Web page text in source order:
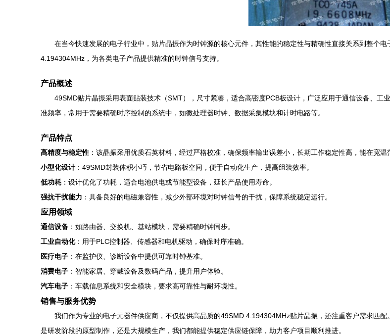
在当今快速发展的电子行业中，贴片晶振作为时钟源的核心元件，其性能的稳定性与精确性直接关系到整个
4.194304MHz，为各类电子产品提供精准的时钟信号支持。
产品概述
49SMD贴片晶振采用表面贴装技术（SMT），尺寸紧凑，适合高密度PCB板设计，广泛应用于通信设备、
准频率，常用于需要精确时序控制的系统中，如微处理器时钟、数据采集模块和计时电路等。
产品特点
高精度与稳定性 ：该晶振采用优质石英材料，经过严格校准，确保频率输出误差小，长期工作稳定性高，能在宽温
小型化设计 ：49SMD封装体积小巧，节省电路板空间，便于自动化生产，提高组装效率。
低功耗 ：设计优化了功耗，适合电池供电或节能型设备，延长产品使用寿命。
强抗干扰能力 ：具备良好的电磁兼容性，减少外部环境对时钟信号的干扰，保障系统稳定运行。
应用领域
通信设备 ：如路由器、交换机、基站模块，需要精确时钟同步。
工业自动化：用于PLC控制器、传感器和电机驱动，确保时序准确。
医疗电子 ：在监护仪、诊断设备中提供可靠时钟基准。
消费电子 ：智能家居、穿戴设备及数码产品，提升用户体验。
汽车电子 ：车载信息系统和安全模块，要求高可靠性与耐环境性。
销售与服务优势
我们作为专业的电子元器件供应商，不仅提供高品质的49SMD 4.194304MHz贴片晶振，还注重客户需求匹
是研发阶段的原型制作，还是大规模生产，我们都能提供稳定供应链保障，助力客户项目顺利推进。